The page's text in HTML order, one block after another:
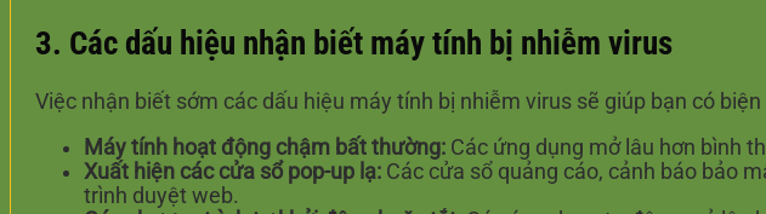
3. Các dấu hiệu nhận biết máy tính bị nhiễm virus
Việc nhận biết sớm các dấu hiệu máy tính bị nhiễm virus sẽ giúp bạn có
Máy tính hoạt động chậm bất thường: Các ứng dụng mở lâu hơn bình
Xuất hiện các cửa sổ pop-up lạ: Các cửa sổ quảng cáo, cảnh báo bảo
trình duyệt web.